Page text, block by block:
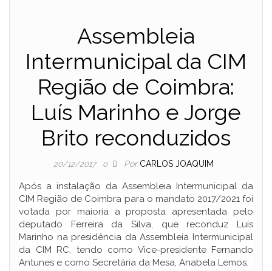
Assembleia
Intermunicipal da CIM
Região de Coimbra:
Luís Marinho e Jorge
Brito reconduzidos
20/12/2017 0 Por CARLOS JOAQUIM
Após a instalação da Assembleia Intermunicipal da
CIM Região de Coimbra para o mandato 2017/2021 foi
votada por maioria a proposta apresentada pelo
deputado Ferreira da Silva, que reconduz Luís
Marinho na presidência da Assembleia Intermunicipal
da CIM RC, tendo como Vice-presidente Fernando
Antunes e como Secretária da Mesa, Anabela Lemos.